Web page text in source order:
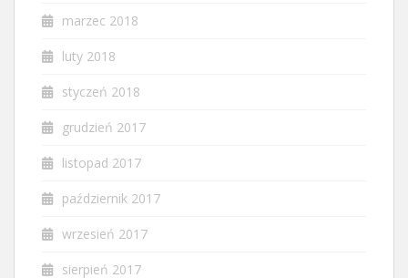
marzec 2018
luty 2018
styczeń 2018
grudzień 2017
listopad 2017
październik 2017
wrzesień 2017
sierpień 2017